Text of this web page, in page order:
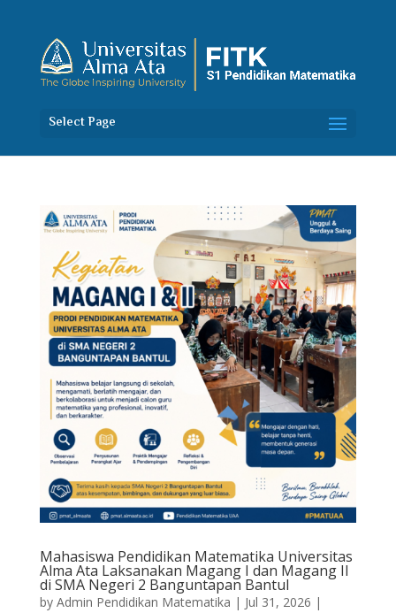
Select Page
Mahasiswa Pendidikan Matematika Universitas
Alma Ata Laksanakan Magang I dan Magang II
di SMA Negeri 2 Banguntapan Bantul
by Admin Pendidikan Matematika | Jul 31, 2026 |